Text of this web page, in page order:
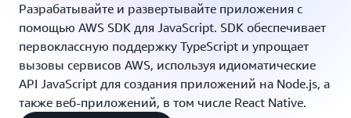
Разрабатывайте и развертывайте приложения с
помощью AWS SDK для JavaScript. SDK обеспечивает
первоклассную поддержку TypeScript и упрощает
вызовы сервисов AWS, используя идиоматические
API JavaScript для создания приложений на Node.js, а
также веб-приложений, в том числе React Native.